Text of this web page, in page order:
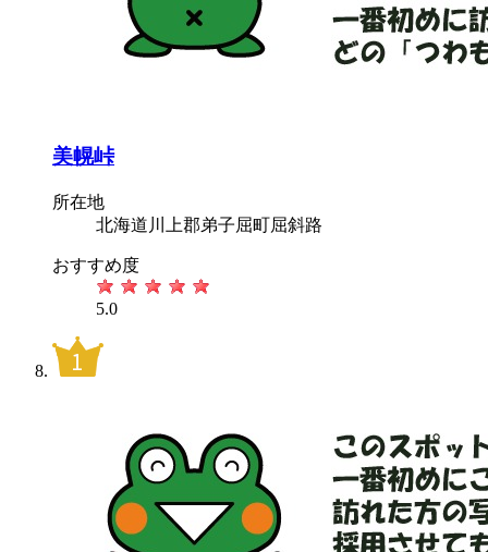
美幌峠
所在地
北海道川上郡弟子屈町屈斜路
おすすめ度
5.0